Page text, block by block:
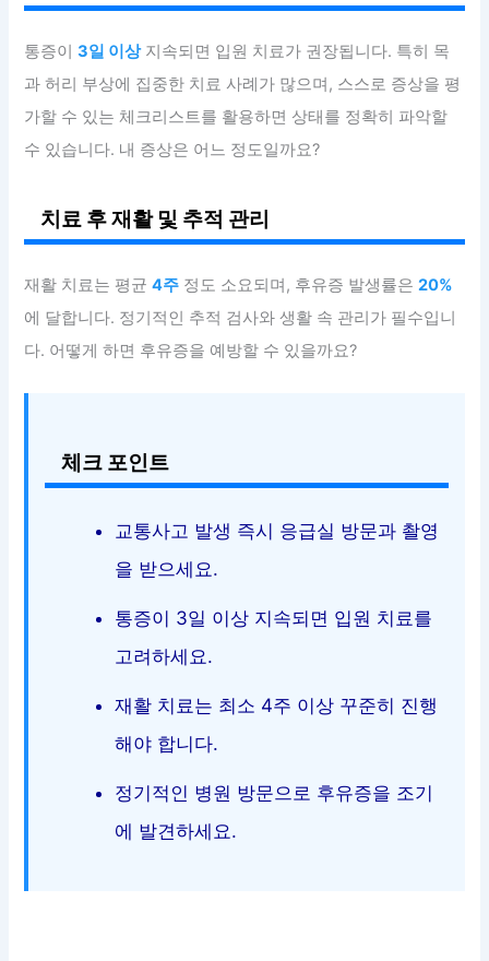
통증이3일 이상지속되면 입원 치료가 권장됩니다. 특히 목
과 허리 부상에 집중한 치료 사례가 많으며, 스스로 증상을 평
가할 수 있는 체크리스트를 활용하면 상태를 정확히 파악할
수 있습니다. 내 증상은 어느 정도일까요?
치료 후 재활 및 추적 관리
재활 치료는 평균4주 정도 소요되며, 후유증 발생률은20%
에 달합니다. 정기적인 추적 검사와 생활 속 관리가 필수입니
다. 어떻게 하면 후유증을 예방할 수 있을까요?
체크 포인트
교통사고 발생 즉시 응급실 방문과 촬영
을 받으세요.
통증이 3일 이상 지속되면 입원 치료를
고려하세요.
재활 치료는 최소 4주 이상 꾸준히 진행
해야 합니다.
정기적인 병원 방문으로 후유증을 조기
에 발견하세요.